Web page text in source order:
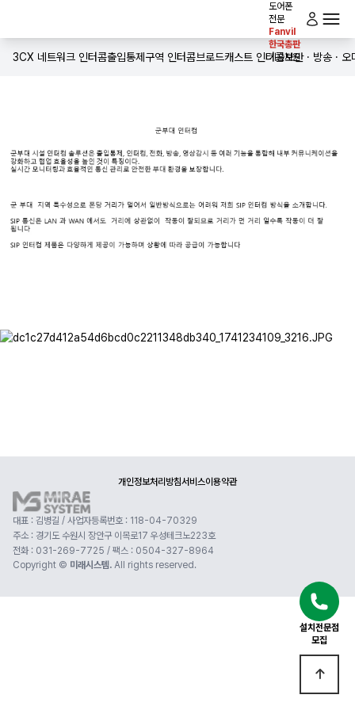
도어폰
전문
Fanvil
한국총판
기술지원
전체메뉴
홈
솔루션
다운로드
공사실적
3CX 네트워크 인터콤출입통제구역 인터콤브로드캐스트 인터콤보안 · 방송 · 오
개인정보처리방침서비스이용약관
대표 : 김병길 / 사업자등록번호 : 118-04-70329
주소 : 경기도 수원시 장안구 이목로17 우성테크노223호
전화 : 031-269-7725 / 팩스 : 0504-327-8964
Copyright © 미래시스템. All rights reserved.
설치전문점
모집